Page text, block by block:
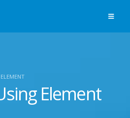
Element